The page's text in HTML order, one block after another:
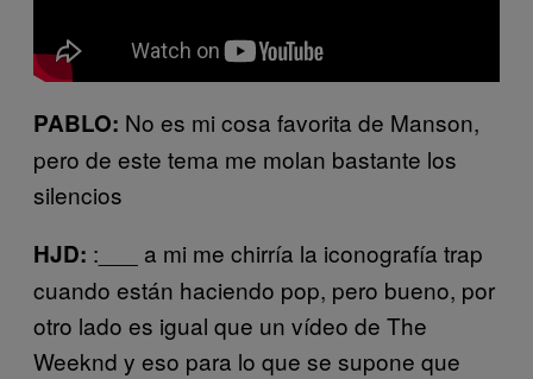
PABLO: No es mi cosa favorita de Manson,
pero de este tema me molan bastante los
silencios
HJD: :___ a mi me chirría la iconografía trap
cuando están haciendo pop, pero bueno, por
otro lado es igual que un vídeo de The
Weeknd y eso para lo que se supone que